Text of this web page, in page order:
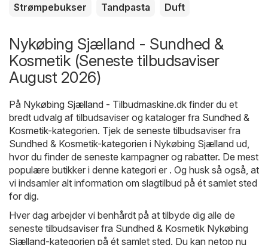
Strømpebukser
Tandpasta Duft
Nykøbing Sjælland - Sundhed &
Kosmetik (Seneste tilbudsaviser
August 2026)
På Nykøbing Sjælland - Tilbudmaskine.dk finder du et
bredt udvalg af tilbudsaviser og kataloger fra Sundhed &
Kosmetik-kategorien. Tjek de seneste tilbudsaviser fra
Sundhed & Kosmetik-kategorien i Nykøbing Sjælland ud,
hvor du finder de seneste kampagner og rabatter. De mest
populære butikker i denne kategori er . Og husk så også, at
vi indsamler alt information om slagtilbud på ét samlet sted
for dig.
Hver dag arbejder vi benhårdt på at tilbyde dig alle de
seneste tilbudsaviser fra Sundhed & Kosmetik Nykøbing
Sjælland-kategorien på ét samlet sted. Du kan netop nu